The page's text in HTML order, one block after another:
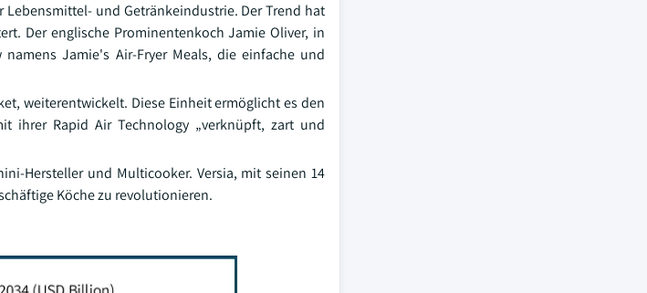
und Getränkeindustrie. Der Trend hat
Der englische Prominentenkoch Jamie Oliver, in
Jamie's Air-Fryer Meals, die einfache und
weiterentwickelt. Diese Einheit ermöglicht es den
ihrer Rapid Air Technology „verknüpft, zart und
Hersteller und Multicooker. Versia, mit seinen 14
Köche zu revolutionieren.